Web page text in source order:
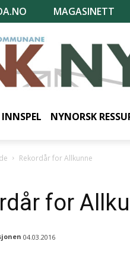
MAGASINETT
INNSPEL NYNORSK
Rekordår for Allkunne
for
04.03.2016